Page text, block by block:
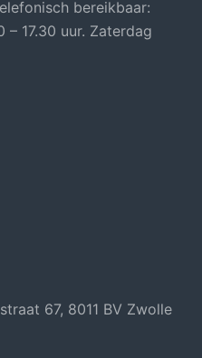
bereikbaar:
17.30 uur. Zaterdag
67, 8011 BV Zwolle